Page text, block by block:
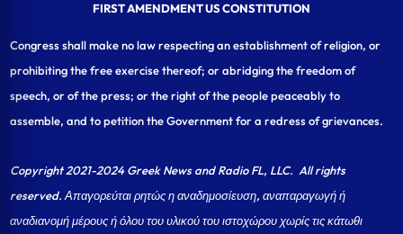
FIRST AMENDMENT US CONSTITUTION
Congress shall make no law respecting an establishment of religion, or
prohibiting the free exercise thereof; or abridging the freedom of
speech, or of the press; or the right of the people peaceably to
assemble, and to petition the Government for a redress of grievances.
Copyright 2021-2024 Greek News and Radio FL, LLC. All rights
reserved. Απαγορεύται ρητώς η αναδημοσίευση, αναπαραγωγή ή
αναδιανομή μέρους ή όλου του υλικού του ιστοχώρου χωρίς τις κάτωθι